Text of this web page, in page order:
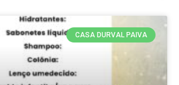
CASA DURVAL PAIVA